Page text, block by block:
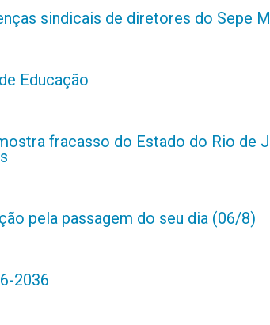
sindicais de diretores do Sepe
Educação
fracasso do Estado do Rio de
pela passagem do seu dia (06/8)
2036